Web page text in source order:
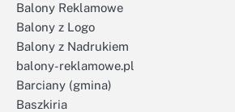
Balony Reklamowe
Balony z Logo
Balony z Nadrukiem
balony-reklamowe.pl
Barciany (gmina)
Baszkiria